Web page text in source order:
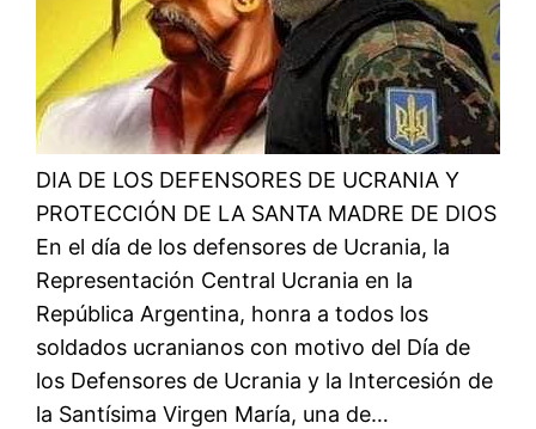
DIA DE LOS DEFENSORES DE UCRANIA Y
PROTECCIÓN DE LA SANTA MADRE DE DIOS
En el día de los defensores de Ucrania, la
Representación Central Ucrania en la
República Argentina, honra a todos los
soldados ucranianos con motivo del Día de
los Defensores de Ucrania y la Intercesión de
la Santísima Virgen María, una de…